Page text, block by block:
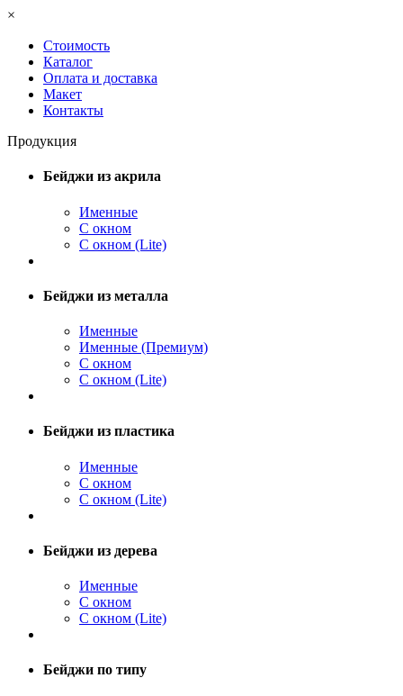
×
Стоимость
Каталог
Оплата и доставка
Макет
Контакты
Продукция
Бейджи из акрила
Именные
С окном
С окном (Lite)
Бейджи из металла
Именные
Именные (Премиум)
С окном
С окном (Lite)
Бейджи из пластика
Именные
С окном
С окном (Lite)
Бейджи из дерева
Именные
С окном
С окном (Lite)
Бейджи по типу